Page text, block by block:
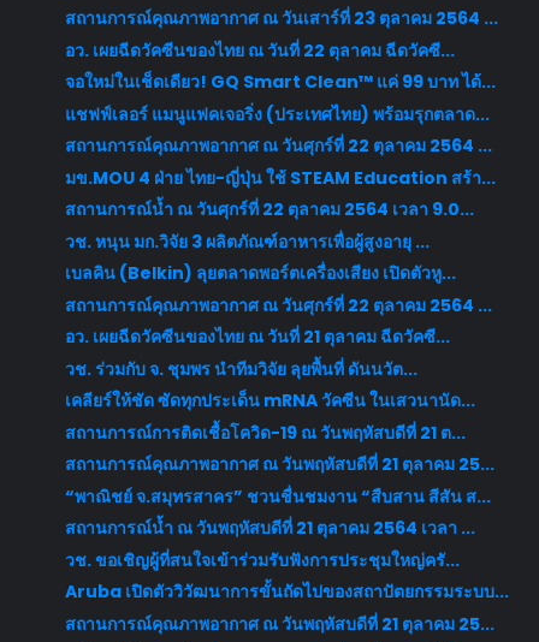
สถานการณ์คุณภาพอากาศ ณ วันเสาร์ที่ 23 ตุลาคม 2564 ...
อว. เผยฉีดวัคซีนของไทย ณ วันที่ 22 ตุลาคม ฉีดวัคซี...
จอใหม่ในเช็ดเดียว! GQ Smart Clean™ แค่ 99 บาท ได้...
แชฟฟ์เลอร์ แมนูแฟคเจอริ่ง (ประเทศไทย) พร้อมรุกตลาด...
สถานการณ์คุณภาพอากาศ ณ วันศุกร์ที่ 22 ตุลาคม 2564 ...
มข.MOU 4 ฝ่าย ไทย-ญี่ปุ่น ใช้ STEAM Education สร้า...
สถานการณ์น้ำ ณ วันศุกร์ที่ 22 ตุลาคม 2564 เวลา 9.0...
วช. หนุน มก.วิจัย 3 ผลิตภัณฑ์อาหารเพื่อผู้สูงอายุ ...
เบลคิน (Belkin) ลุยตลาดพอร์ตเครื่องเสียง เปิดตัวหู...
สถานการณ์คุณภาพอากาศ ณ วันศุกร์ที่ 22 ตุลาคม 2564 ...
อว. เผยฉีดวัคซีนของไทย ณ วันที่ 21 ตุลาคม ฉีดวัคซี...
วช. ร่วมกับ จ. ชุมพร นำทีมวิจัย ลุยพื้นที่ ดันนวัต...
เคลียร์ให้ชัด ซัดทุกประเด็น mRNA วัคซีน ในเสวนานัด...
สถานการณ์การติดเชื้อโควิด-19 ณ วันพฤหัสบดีที่ 21 ต...
สถานการณ์คุณภาพอากาศ ณ วันพฤหัสบดีที่ 21 ตุลาคม 25...
“พาณิชย์ จ.สมุทรสาคร” ชวนชื่นชมงาน “สืบสาน สีสัน ส...
สถานการณ์น้ำ ณ วันพฤหัสบดีที่ 21 ตุลาคม 2564 เวลา ...
วช. ขอเชิญผู้ที่สนใจเข้าร่วมรับฟังการประชุมใหญ่ครั...
Aruba เปิดตัววิวัฒนาการขั้นถัดไปของสถาปัตยกรรมระบบ...
สถานการณ์คุณภาพอากาศ ณ วันพฤหัสบดีที่ 21 ตุลาคม 25...